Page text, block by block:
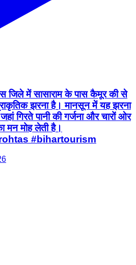
जिले में सासाराम के पास कैमूर की से
झरना है। मानसून में यह झरना
गिरते पानी की गर्जना और चारों ओर
मन मोह लेती है।
#bihartourism